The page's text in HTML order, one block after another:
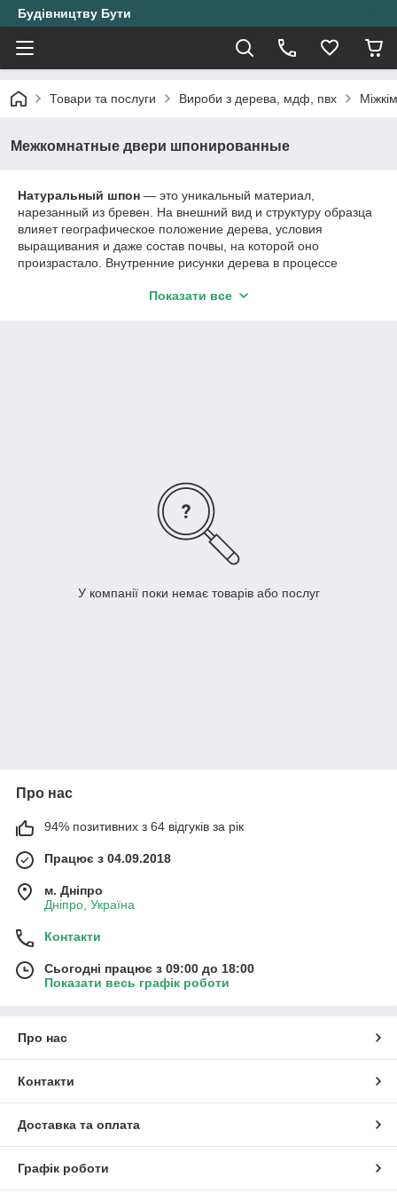
Будівництву Бути
Товари та послуги Вироби з дерева, мдф, пвх
Межкомнатные двери шпонированные
Натуральный шпон — это уникальный материал,
нарезанный из бревен. На внешний вид и структуру образца
влияет географическое положение дерева, условия
выращивания и даже состав почвы, на которой оно
произрастало. Внутренние рисунки дерева в процессе
шпон единственным в своем роде.
Показати все
У компанії поки немає товарів або послуг
Про нас
94% позитивних з 64 відгуків за рік
Працює з 04.09.2018
м. Дніпро
Дніпро, Україна
Контакти
Сьогодні працює з 09:00 до 18:00
Показати весь графік роботи
Про нас
Контакти
Доставка та оплата
Графік роботи